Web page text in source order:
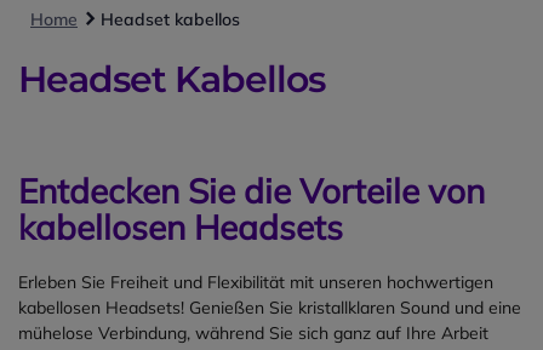
Home Headset kabellos
Headset Kabellos
Entdecken Sie die Vorteile von
kabellosen Headsets
Erleben Sie Freiheit und Flexibilität mit unseren hochwertigen
kabellosen Headsets! Genießen Sie kristallklaren Sound und eine
mühelose Verbindung, während Sie sich ganz auf Ihre Arbeit